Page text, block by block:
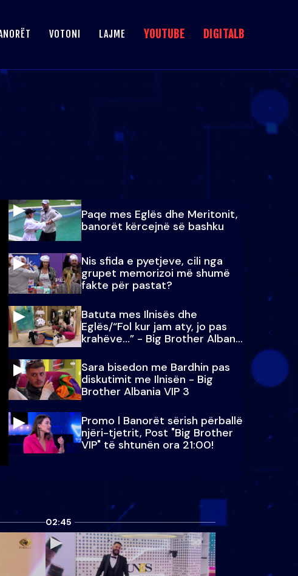
VOTONI LAJME YOUTUBE DIGITALB
Paqe mes Eglës dhe Meritonit,
banorët kërcejnë së bashku
Nis sfida e pyetjeve, cili nga
grupet memorizoi më shumë
fakte për pastat?
Batuta mes Ilnisës dhe
Eglës/“Fol kur jam aty, jo pas
krahëve…” - Big Brother Albania
VIP 3
Sara bisedon me Bardhin pas
diskutimit me Ilnisën - Big
Brother Albania VIP 3
Promo l Banorët sërish përballë
njëri-tjetrit, Post "Big Brother
VIP" të shtunën ora 21:00!
02:45